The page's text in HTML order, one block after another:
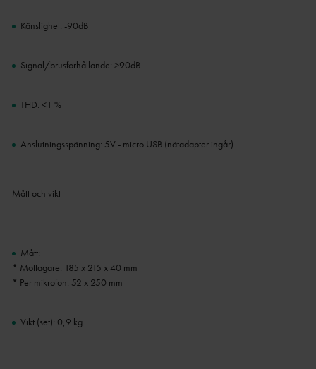
Känslighet: -90dB
Signal/brusförhållande: >90dB
THD: <1 %
Anslutningsspänning: 5V - micro USB (nätadapter ingår)
Mått och vikt
Mått:
* Mottagare: 185 x 215 x 40 mm
* Per mikrofon: 52 x 250 mm
Vikt (set): 0,9 kg